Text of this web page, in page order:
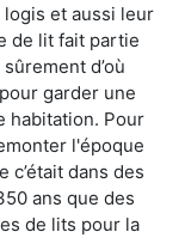
logis et aussi leur
de lit fait partie
d’où
garder une
habitation. Pour
l'époque
c’était dans des
ans que des
de lits pour la